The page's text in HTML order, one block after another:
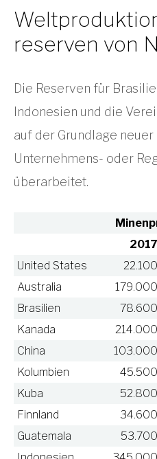
reserven von
Die Reserven für
Indonesien und die
auf der Grundlage
Unternehmens- oder
überarbeitet.
2017
United States
22.100
Australia
179.000
Brasilien
78.600
Kanada
214.000
China
103.000
Kolumbien
45.500
Kuba
52.800
Finnland
34.600
Guatemala
53.700